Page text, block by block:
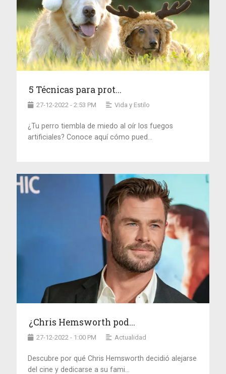
5 Técnicas para prot...
27-12-2022 - 2:53 PM Vida y Estilo
¿Tu perro tiembla de miedo al oír los fuegos
artificiales? Conoce aquí cómo pued...
¿Chris Hemsworth pod...
27-12-2022 - 1:00 PM Actualidad
Descubre por qué Chris Hemsworth decidió alejarse
del cine y dedicarse a su fami...